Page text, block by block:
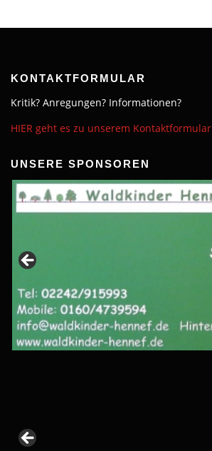
KONTAKTFORMULAR
Kritik? Anregungen? Informationen?
HIER geht es zu unserem Kontaktformular
UNSERE SPONSOREN